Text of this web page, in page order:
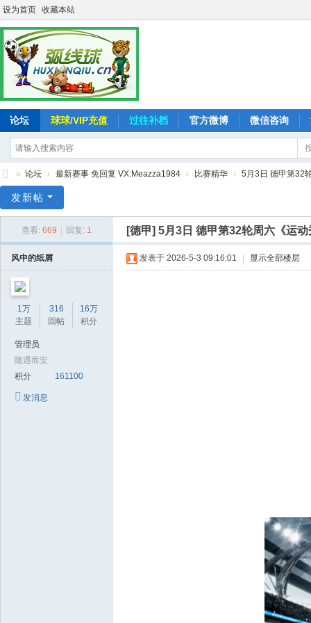
设为首页 收藏本站
论坛 球球/VIP充值 过往补档 官方微博 微信咨询
线
» 论坛 › 最新赛事 免回复 VX:Meazza1984 › 比赛精华 › 5月3日 德甲第32
发新帖
查看: 669 回复: 1 [德甲] 5月3日 德甲第32轮周六《运
风中的纸屑
1万
主题
316
回帖
16万
积分
管理员
随遇而安
积分
161100
发消息
发表于 2026-5-3 09:16:01 显示全部楼层